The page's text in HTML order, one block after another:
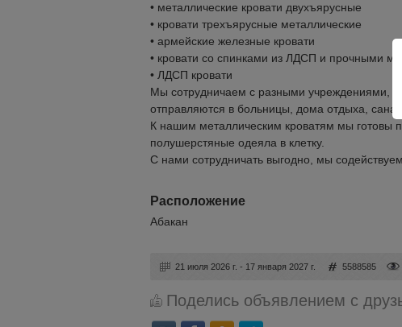
• металлические кровати двухъярусные
• кровати трехъярусные металлические
• армейские железные кровати
• кровати со спинками из ЛДСП и прочными
• ЛДСП кровати
Мы сотрудничаем с разными учреждениями, и
отправляются в больницы, дома отдыха,
К нашим металлическим кроватям мы готовы
полушерстяные одеяла в клетку.
С нами сотрудничать выгодно, мы
Расположение
Абакан
21 июля 2026 г. - 17 января 2027 г. 5588585
Поделись объявлением с